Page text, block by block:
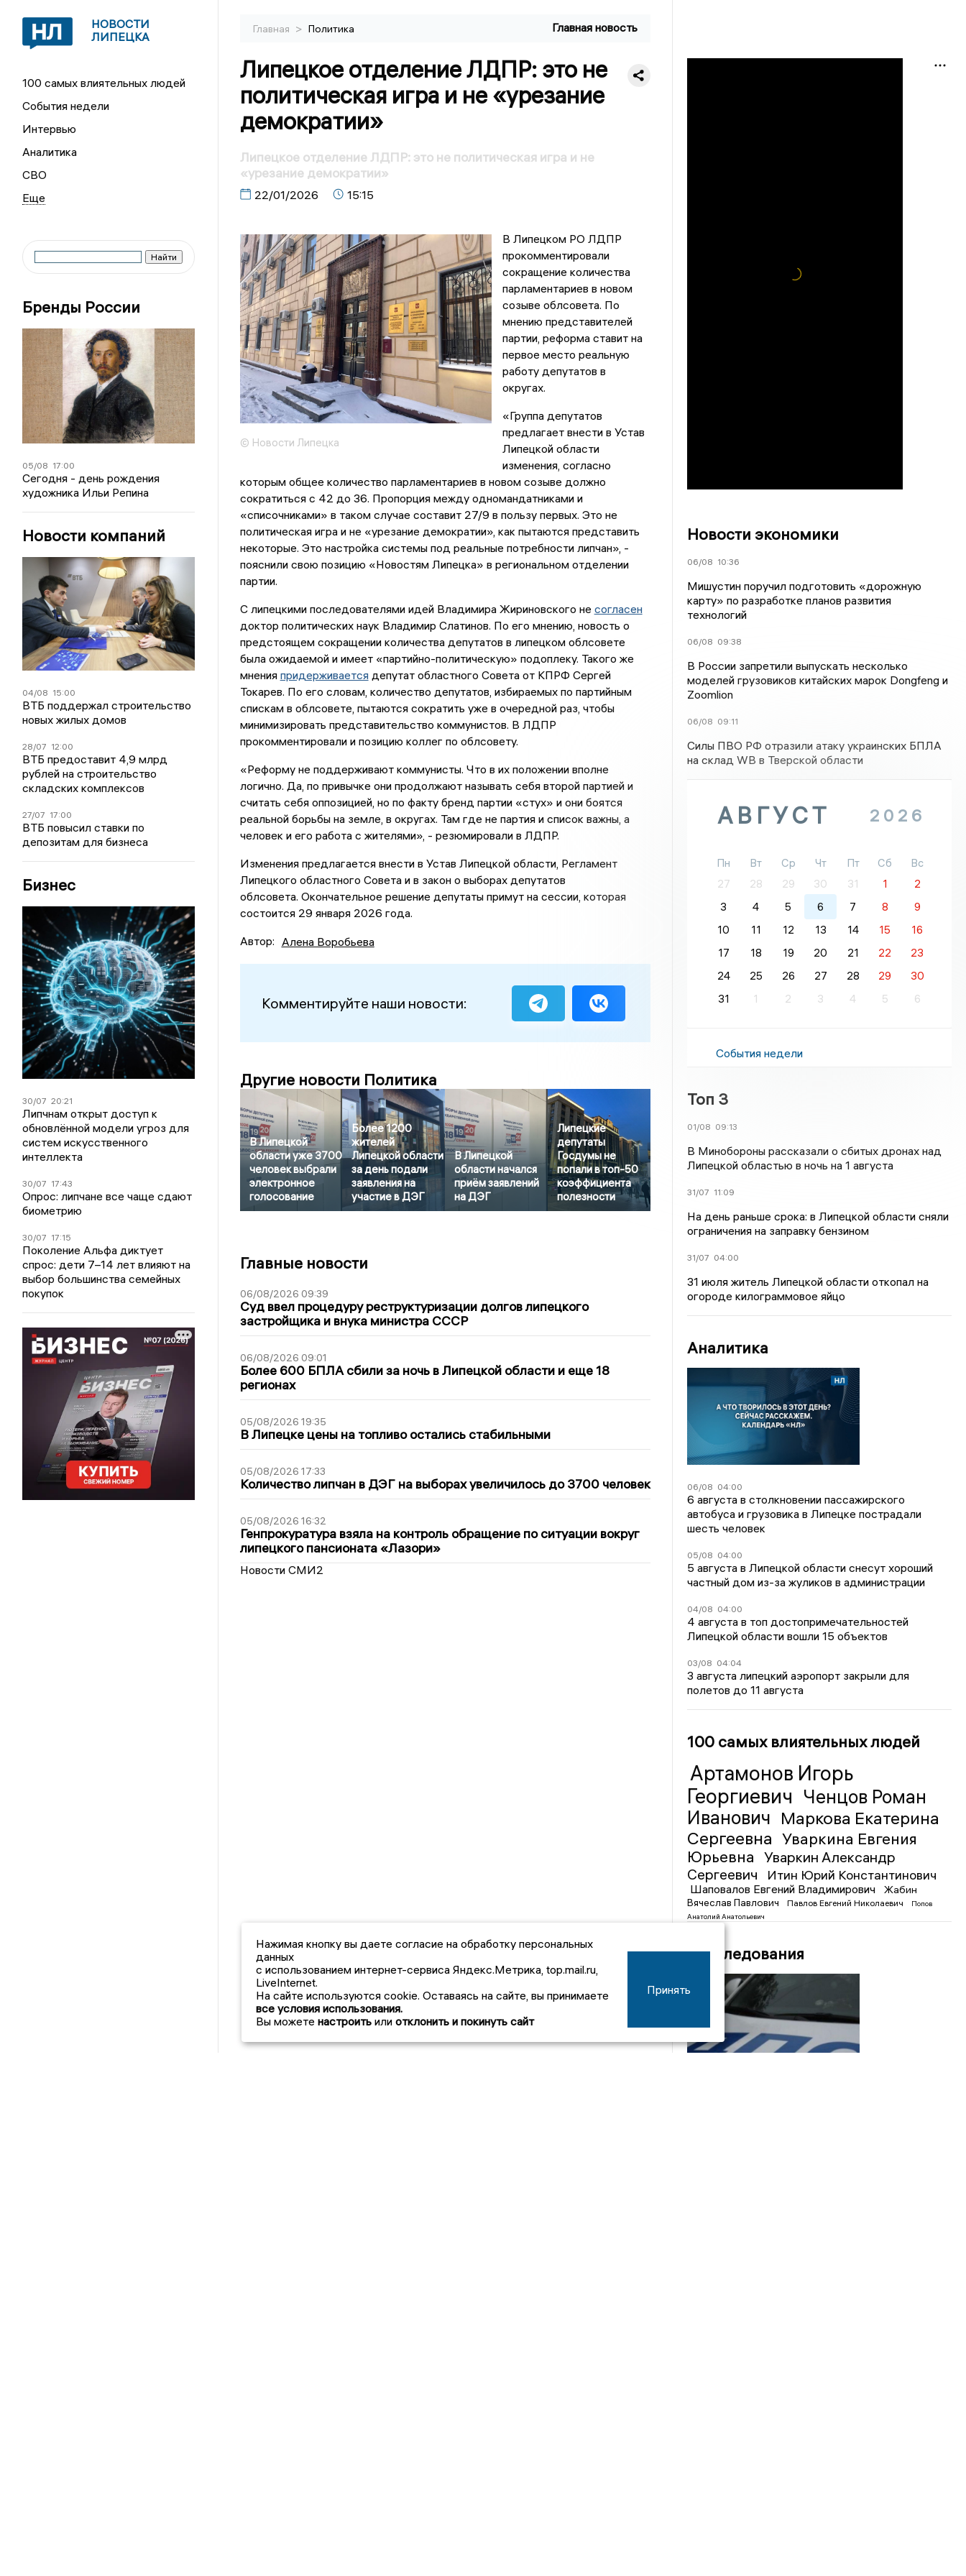
НОВОСТИ
ЛИПЕЦКА
100 самых влиятельных людей
События недели
Интервью
Аналитика
СВО
Бренды России
05/08 17:00
Сегодня - день рождения
художника Ильи Репина
Новости компаний
04/08 15:00
ВТБ поддержал строительство
новых жилых домов
28/07 12:00
ВТБ предоставит 4,9 млрд
рублей на строительство
складских комплексов
27/07 17:00
ВТБ повысил ставки по
депозитам для бизнеса
Бизнес
30/07 20:21
Липчнам открыт доступ к
обновлённой модели угроз для
систем искусственного
интеллекта
30/07 17:43
Опрос: липчане все чаще сдают
биометрию
30/07 17:15
Поколение Альфа диктует
спрос: дети 7–14 лет влияют на
выбор большинства семейных
покупок
Главная > Политика Главная новость
Липецкое отделение ЛДПР: это не
политическая игра и не «урезание
демократии»
Липецкое отделение ЛДПР: это не политическая игра и не
«урезание демократии»
22/01/2026 15:15
© Новости Липецка
В Липецком РО ЛДПР
прокомментировали
сокращение количества
парламентариев в новом
созыве облсовета. По
мнению представителей
партии, реформа ставит на
первое место реальную
работу депутатов в
округах.
«Группа депутатов
предлагает внести в Устав
Липецкой области
изменения, согласно
которым общее количество парламентариев в новом созыве должно
сократиться с 42 до 36. Пропорция между одномандатниками и
«списочниками» в таком случае составит 27/9 в пользу первых. Это не
политическая игра и не «урезание демократии», как пытаются представить
некоторые. Это настройка системы под реальные потребности липчан», -
пояснили свою позицию «Новостям Липецка» в региональном отделении
партии.
С липецкими последователями идей Владимира Жириновского не согласен
доктор политических наук Владимир Слатинов. По его мнению, новость о
предстоящем сокращении количества депутатов в липецком облсовете
была ожидаемой и имеет «партийно-политическую» подоплеку. Такого же
мнения придерживаетсядепутат областного Совета от КПРФ Сергей
Токарев. По его словам, количество депутатов, избираемых по партийным
спискам в облсовете, пытаются сократить уже в очередной раз, чтобы
минимизировать представительство коммунистов. В ЛДПР
прокомментировали и позицию коллег по облсовету.
«Реформу не поддерживают коммунисты. Что в их положении вполне
логично. Да, по привычке они продолжают называть себя второй партией и
считать себя оппозицией, но по факту бренд партии «стух» и они боятся
реальной борьбы на земле, в округах. Там где не партия и список важны, а
человек и его работа с жителями», - резюмировали в ЛДПР.
Изменения предлагается внести в Устав Липецкой области, Регламент
Липецкого областного Совета и в закон о выборах депутатов
облсовета. Окончательное решение депутаты примут на сессии, которая
состоится 29 января 2026 года.
Автор: Алена Воробьева
Комментируйте наши новости:
Другие новости Политика
В Липецкой
области уже 3700
человек выбрали
электронное
голосование
Более 1200
жителей
Липецкой области
за день подали
заявления на
участие в ДЭГ
В Липецкой
области начался
приём заявлений
на ДЭГ
Липецкие
депутаты
Госдумы не
попали в топ-50
коэффициента
полезности
Главные новости
06/08/2026 09:39
Суд ввел процедуру реструктуризации долгов липецкого
застройщика и внука министра СССР
06/08/2026 09:01
Более 600 БПЛА сбили за ночь в Липецкой области и еще 18
регионах
05/08/2026 19:35
В Липецке цены на топливо остались стабильными
05/08/2026 17:33
Количество липчан в ДЭГ на выборах увеличилось до 3700 человек
05/08/2026 16:32
Генпрокуратура взяла на контроль обращение по ситуации вокруг
липецкого пансионата «Лазори»
Новости СМИ2
Новости экономики
06/08 10:36
Мишустин поручил подготовить «дорожную
карту» по разработке планов развития
технологий
06/08 09:38
В России запретили выпускать несколько
моделей грузовиков китайских марок Dongfeng и
Zoomlion
06/08 09:11
Силы ПВО РФ отразили атаку украинских БПЛА
на склад WB в Тверской области
АВГУСТ 2026
Пн Вт Ср Чт Пт Сб
Вс
27
28 29 30 31 1
2
3
4 5 6 7 8
9
10
11 12 13 14 15
16
17
18 19 20 21 22
23
24
25 26 27 28 29
30
31
1 2 3 4 5 6
События недели
Топ 3
01/08 09:13
В Минобороны рассказали о сбитых дронах над
Липецкой областью в ночь на 1 августа
31/07 11:09
На день раньше срока: в Липецкой области сняли
ограничения на заправку бензином
31/07 04:00
31 июля житель Липецкой области откопал на
огороде килограммовое яйцо
Аналитика
06/08 04:00
6 августа в столкновении пассажирского
автобуса и грузовика в Липецке пострадали
шесть человек
05/08 04:00
5 августа в Липецкой области снесут хороший
частный дом из-за жуликов в администрации
04/08 04:00
4 августа в топ достопримечательностей
Липецкой области вошли 15 объектов
03/08 04:04
3 августа липецкий аэропорт закрыли для
полетов до 11 августа
100 самых влиятельных людей
Артамонов Игорь
Георгиевич Ченцов Роман
Иванович Маркова Екатерина
Сергеевна Уваркина Евгения
Юрьевна
Уваркин Александр
Сергеевич
Итин Юрий Константинович
Шаповалов Евгений Владимирович
Жабин
Вячеслав Павлович
Павлов Евгений Николаевич
Попов
Анатолий Анатольевич
Расследования
Нажимая кнопку вы даете согласие на обработку персональных
данных
с использованием интернет-сервиса Яндекс.Метрика, top.mail.ru,
LiveInternet.
На сайте используются cookie. Оставаясь на сайте, вы принимаете
все условия использования.
Вы можете настроить или отклонить и покинуть сайт
Принять